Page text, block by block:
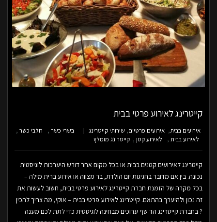
קייטרינג לאירוע פרטי בבית
אירועים בבית אירועים פרטיים שירותי קייטרינג בשרי כשר
חלבי כשר
לאירוע בבית
לאירוע קטן קייטרינג מומלץ
קייטרינג לאירועים קטנים בבית או בכל מקום אחר דורש היערכות לוגיסטית
נכונה. בין אם מדובר בחגיגות יום הולדת, בר מצווה או אירוע ברית מילה –
בכל מקרה של הזמנת חברת קייטרינג לאירוע פרטי בבית, חשוב לעשות את
זה נכון ולהיערך בהתאם. קייטרינג לאירוע פרטי בבית – אוקי, מה צריך להכין
? בחברת קייטרינג הד שף ערוכים מבחינה לוגיסטית כדי לתת לכם מענה